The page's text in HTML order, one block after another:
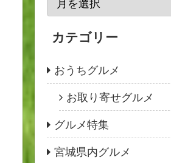
カテゴリー
おうちグルメ
お取り寄せグルメ
グルメ特集
宮城県内グルメ